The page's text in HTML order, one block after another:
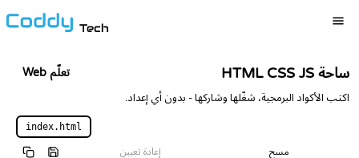
Tech
ساحة HTML CSS JS تعلّم Web
اكتب الأكواد البرمجية، شغّلها وشاركها - بدون أي إعداد.
index.html
إعادة تعيين مسح